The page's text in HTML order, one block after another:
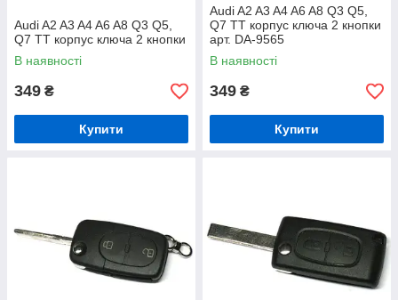
Audi A2 A3 A4 A6 A8 Q3 Q5,
Q7 TT корпус ключа 2 кнопки
В наявності
349 ₴
Купити
Audi A2 A3 A4 A6 A8 Q3 Q5,
Q7 TT корпус ключа 2 кнопки
арт. DA-9565
В наявності
349 ₴
Купити